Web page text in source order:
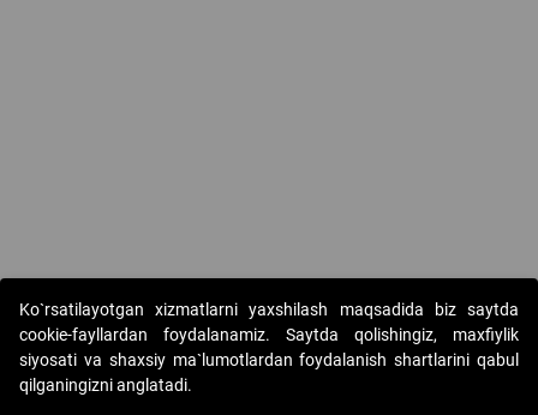
Copyright © 2017-2026. "Elektron onlayn-auksionlarni
Ko`rsatilayotgan xizmatlarni yaxshilash maqsadida biz saytda
cookie-fayllardan foydalanamiz. Saytda qolishingiz, maxfiylik
siyosati va shaxsiy ma`lumotlardan foydalanish shartlarini qabul
qilganingizni anglatadi.